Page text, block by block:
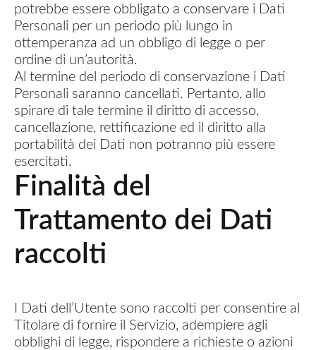
potrebbe essere obbligato a conservare i Dati
Personali per un periodo più lungo in
ottemperanza ad un obbligo di legge o per
ordine di un’autorità.
Al termine del periodo di conservazione i Dati
Personali saranno cancellati. Pertanto, allo
spirare di tale termine il diritto di accesso,
cancellazione, rettificazione ed il diritto alla
portabilità dei Dati non potranno più essere
esercitati.
Finalità del
Trattamento dei Dati
raccolti
I Dati dell’Utente sono raccolti per consentire al
Titolare di fornire il Servizio, adempiere agli
obblighi di legge, rispondere a richieste o azioni